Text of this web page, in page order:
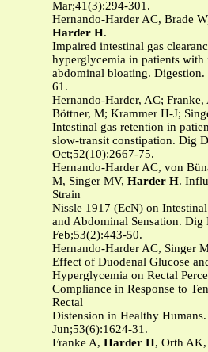
Mar;41(3):294-301.
Hernando-Harder AC, Brade
Harder H.
Impaired intestinal gas
hyperglycemia in patients with
abdominal bloating.
61.
Hernando-Harder, AC; Franke,
Böttner, M; Krammer H-J;
Intestinal gas retention in
slow-transit constipation. Dig
Oct;52(10):2667-75.
Hernando-Harder AC, von
M, Singer MV, Harder H.
Strain
Nissle 1917 (EcN) on
and Abdominal Sensation. Dig
Feb;53(2):443-50.
Hernando-Harder AC, Singer
Effect of Duodenal Glucose
Hyperglycemia on Rectal
Compliance in Response to
Rectal
Distension in Healthy
Jun;53(6):1624-31.
Franke A, Harder H, Orth